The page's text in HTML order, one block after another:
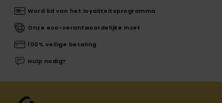
Word lid van het loyaliteitsprogramma
Onze eco-verantwoordelijke inzet
100% veilige betaling
Hulp nodig?